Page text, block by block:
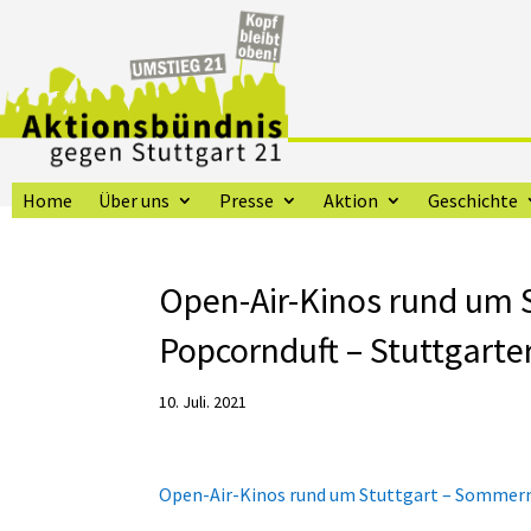
Home Über uns Presse Aktion Geschichte
Open-Air-Kinos rund
Popcornduft –
10. Juli. 2021
Open-Air-Kinos rund um Stuttgart –